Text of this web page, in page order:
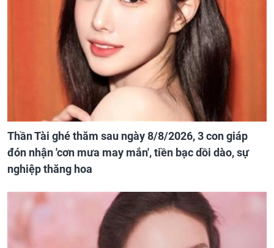
Thần Tài ghé thăm sau ngày 8/8/2026, 3 con giáp
đón nhận 'cơn mưa may mắn', tiền bạc dồi dào, sự
nghiệp thăng hoa